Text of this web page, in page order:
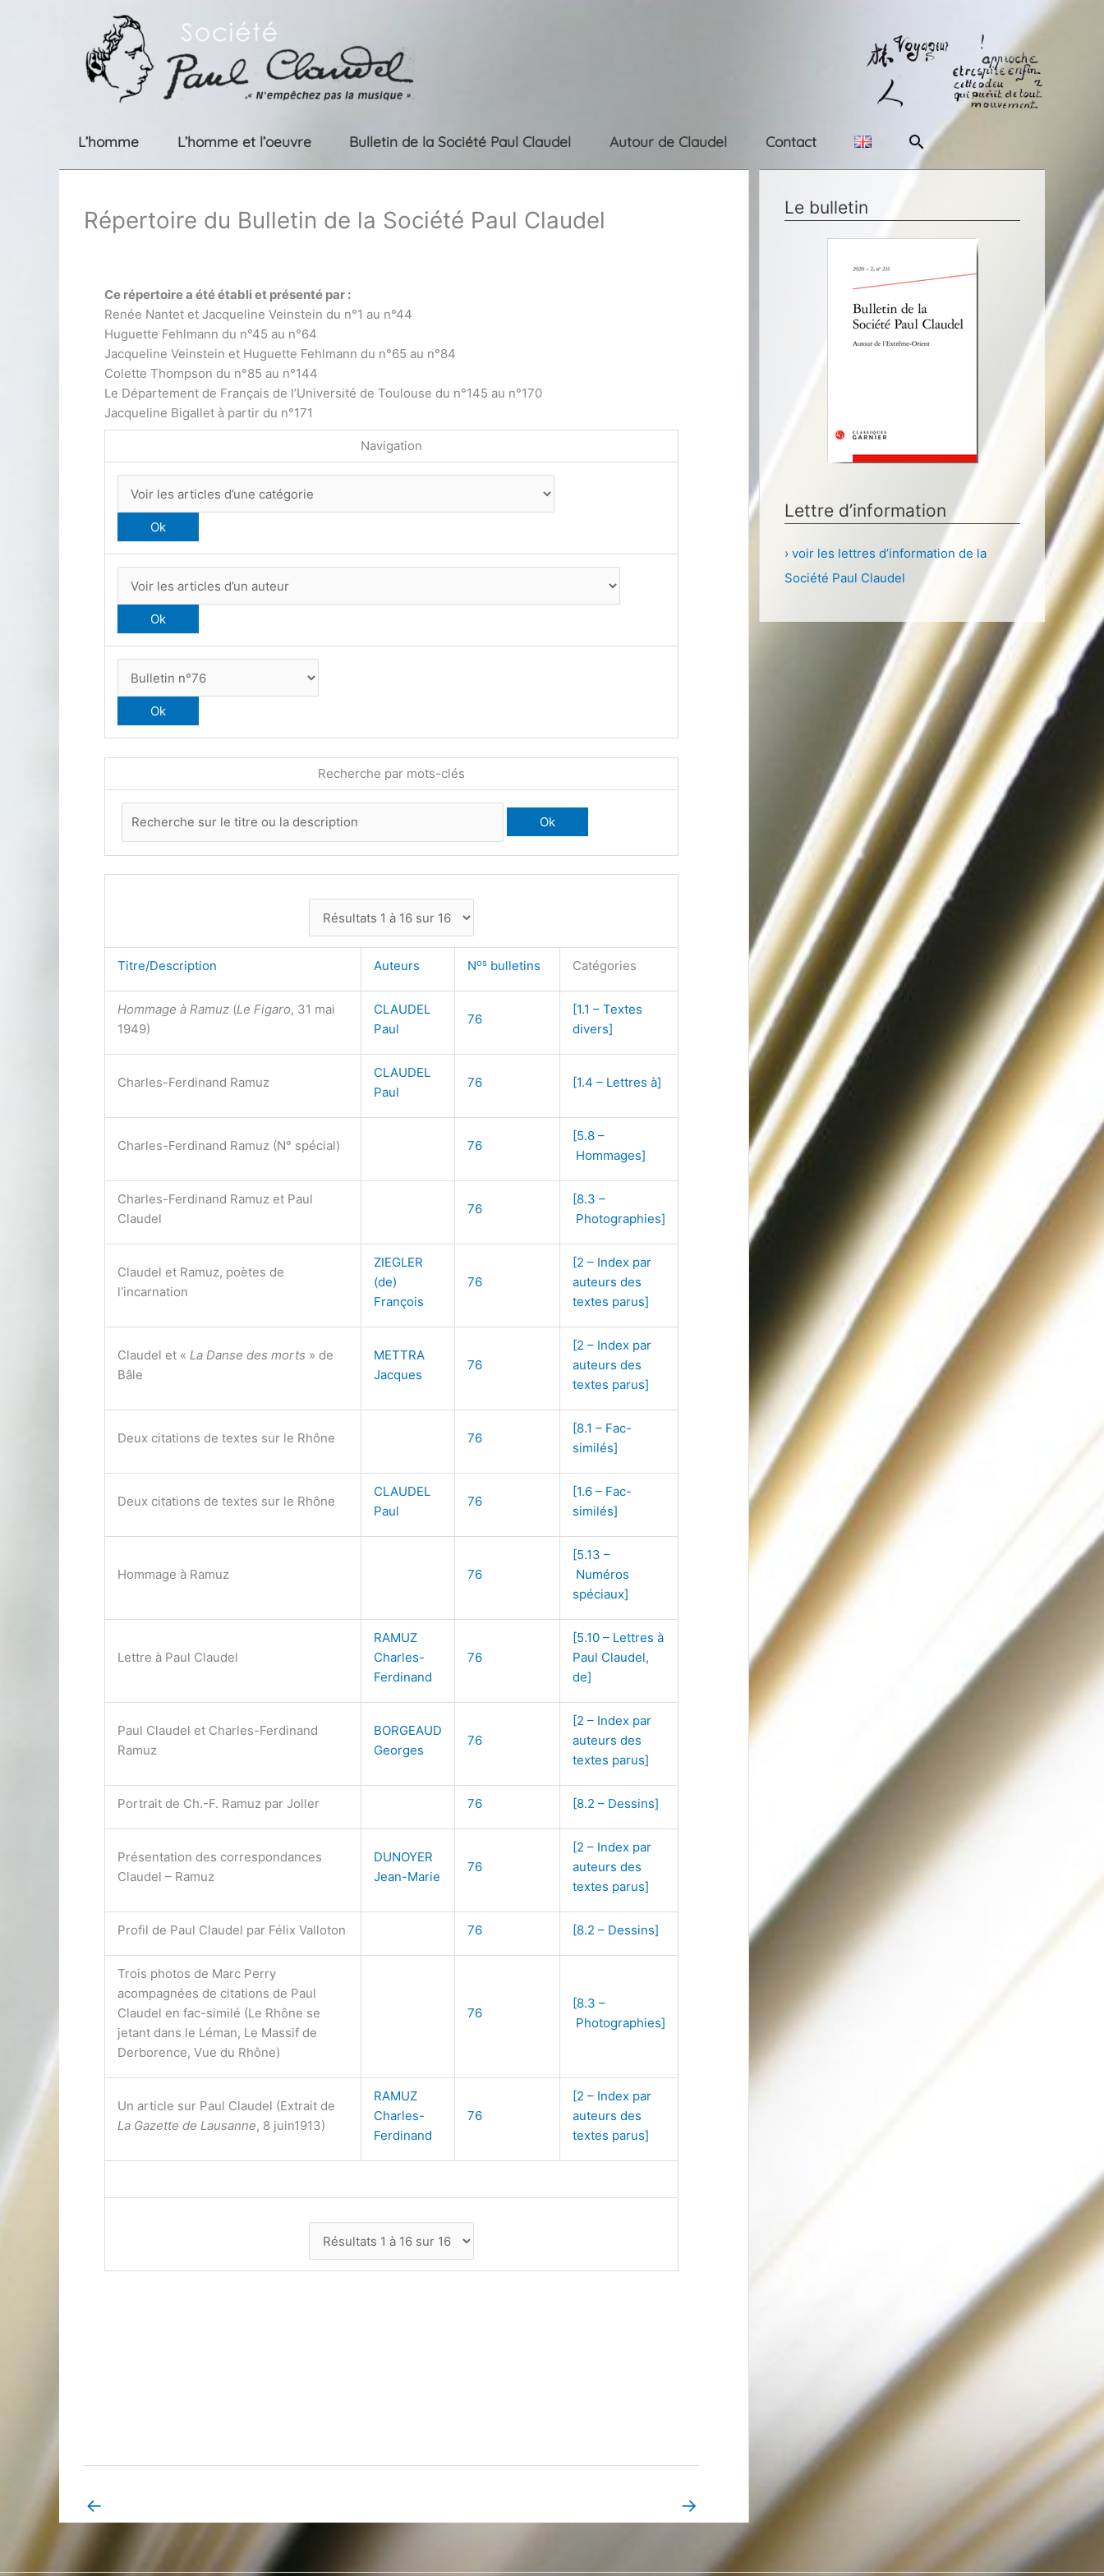
L’homme L’homme et l’oeuvre Bulletin de la Société Paul Claudel Autour de Claudel Contact Rechercher
Répertoire du Bulletin de la Société Paul Claudel
Ce répertoire a été établi et présenté par :
Renée Nantet et Jacqueline Veinstein du n°1 au n°44
Huguette Fehlmann du n°45 au n°64
Jacqueline Veinstein et Huguette Fehlmann du n°65 au n°84
Colette Thompson du n°85 au n°144
Le Département de Français de l’Université de Toulouse du n°145 au n°170
Jacqueline Bigallet à partir du n°171
Navigation
Recherche par mots-clés
Titre/Description Auteurs Nos bulletins Catégories
Hommage à Ramuz (Le Figaro, 31 mai
1949)
CLAUDEL
Paul
76
[1.1 – Textes
divers]
Charles-Ferdinand Ramuz
CLAUDEL
Paul
76 [1.4 – Lettres à]
Charles-Ferdinand Ramuz (N° spécial) 76
[5.8 –
Hommages]
Charles-Ferdinand Ramuz et Paul
Claudel
76
[8.3 –
Photographies]
Claudel et Ramuz, poètes de
l’incarnation
ZIEGLER
(de)
François
76
[2 – Index par
auteurs des
textes parus]
Claudel et « La Danse des morts » de
Bâle
METTRA
Jacques
76
[2 – Index par
auteurs des
textes parus]
Deux citations de textes sur le Rhône 76
[8.1 – Fac-
similés]
Deux citations de textes sur le Rhône
CLAUDEL
Paul
76
[1.6 – Fac-
similés]
Hommage à Ramuz 76
[5.13 –
Numéros
spéciaux]
Lettre à Paul Claudel
RAMUZ
Charles-
Ferdinand
76
[5.10 – Lettres à
Paul Claudel,
de]
Paul Claudel et Charles-Ferdinand
Ramuz
BORGEAUD
Georges
76
[2 – Index par
auteurs des
textes parus]
Portrait de Ch.-F. Ramuz par Joller 76 [8.2 – Dessins]
Présentation des correspondances
Claudel – Ramuz
DUNOYER
Jean-Marie
76
[2 – Index par
auteurs des
textes parus]
Profil de Paul Claudel par Félix Valloton 76 [8.2 – Dessins]
Trois photos de Marc Perry
acompagnées de citations de Paul
Claudel en fac-similé (Le Rhône se
jetant dans le Léman, Le Massif de
Derborence, Vue du Rhône)
76
[8.3 –
Photographies]
Un article sur Paul Claudel (Extrait de
La Gazette de Lausanne, 8 juin1913)
RAMUZ
Charles-
Ferdinand
76
[2 – Index par
auteurs des
textes parus]
← →
Le bulletin
Lettre d’information
› voir les lettres d’information de la
Société Paul Claudel